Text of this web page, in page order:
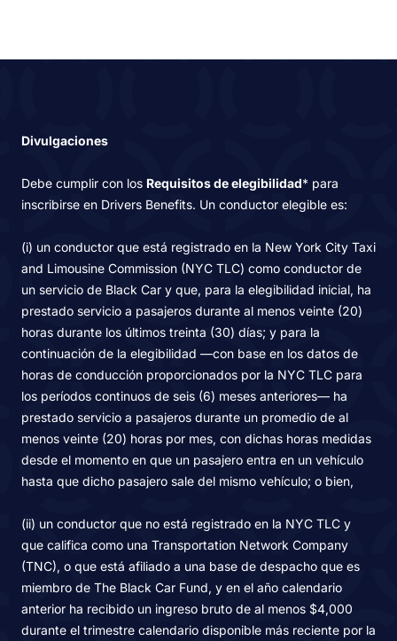
Divulgaciones
Debe cumplir con los Requisitos de elegibilidad* para
inscribirse en Drivers Benefits. Un conductor elegible es:
(i) un conductor que está registrado en la New York City Taxi
and Limousine Commission (NYC TLC) como conductor de
un servicio de Black Car y que, para la elegibilidad inicial, ha
prestado servicio a pasajeros durante al menos veinte (20)
horas durante los últimos treinta (30) días; y para la
continuación de la elegibilidad —con base en los datos de
horas de conducción proporcionados por la NYC TLC para
los períodos continuos de seis (6) meses anteriores— ha
prestado servicio a pasajeros durante un promedio de al
menos veinte (20) horas por mes, con dichas horas medidas
desde el momento en que un pasajero entra en un vehículo
hasta que dicho pasajero sale del mismo vehículo; o bien,
(ii) un conductor que no está registrado en la NYC TLC y
que califica como una Transportation Network Company
(TNC), o que está afiliado a una base de despacho que es
miembro de The Black Car Fund, y en el año calendario
anterior ha recibido un ingreso bruto de al menos $4,000
durante el trimestre calendario disponible más reciente por la